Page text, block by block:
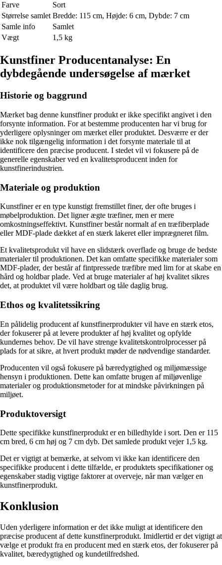
Farve
Sort
Størrelse samlet Bredde: 115 cm, Højde: 6 cm, Dybde: 7 cm
Samle info
Samlet
Vægt
1,5 kg
Kunstfiner Producentanalyse: En
dybdegående undersøgelse af mærket
Historie og baggrund
Mærket bag denne kunstfiner produkt er ikke specifikt angivet i den
forsynte information. For at bestemme producenten har vi brug for
yderligere oplysninger om mærket eller produktet. Desværre er der
ikke nok tilgængelig information i det forsynte materiale til at
identificere den præcise producent. I stedet vil vi fokusere på de
generelle egenskaber ved en kvalitetsproducent inden for
kunstfinerindustrien.
Materiale og produktion
Kunstfiner er en type kunstigt fremstillet finer, der ofte bruges i
møbelproduktion. Det ligner ægte træfiner, men er mere
omkostningseffektivt. Kunstfiner består normalt af en træfiberplade
eller MDF-plade dækket af en stærk lakeret eller imprægneret film.
Et kvalitetsprodukt vil have en slidstærk overflade og bruge de bedste
materialer til produktionen. Det kan omfatte specifikke materialer som
MDF-plader, der består af fintpressede træfibre med lim for at skabe en
hård og holdbar plade. Ved at bruge materialer af høj kvalitet sikres
det, at produktet vil være holdbart og tåle daglig brug.
Ethos og kvalitetssikring
En pålidelig producent af kunstfinerprodukter vil have en stærk etos,
der fokuserer på at levere produkter af høj kvalitet og opfylde
kundernes behov. De vil have strenge kvalitetskontrolprocesser på
plads for at sikre, at hvert produkt møder de nødvendige standarder.
Producenten vil også fokusere på bæredygtighed og miljømæssige
hensyn i produktionen. Dette kan omfatte brugen af ​​miljøvenlige
materialer og produktionsmetoder for at mindske påvirkningen på
miljøet.
Produktoversigt
Dette specifikke kunstfinerprodukt er en billedhylde i sort. Den er 115
cm bred, 6 cm høj og 7 cm dyb. Det samlede produkt vejer 1,5 kg.
Det er vigtigt at bemærke, at selvom vi ikke kan identificere den
specifikke producent i dette tilfælde, er produktets specifikationer og
egenskaber stadig vigtige faktorer at overveje, når man vælger en
kunstfinerprodukt.
Konklusion
Uden yderligere information er det ikke muligt at identificere den
præcise producent af dette kunstfinerprodukt. Imidlertid er det vigtigt at
vælge et produkt fra en producent med en stærk etos, der fokuserer på
kvalitet, bæredygtighed og kundetilfredshed.